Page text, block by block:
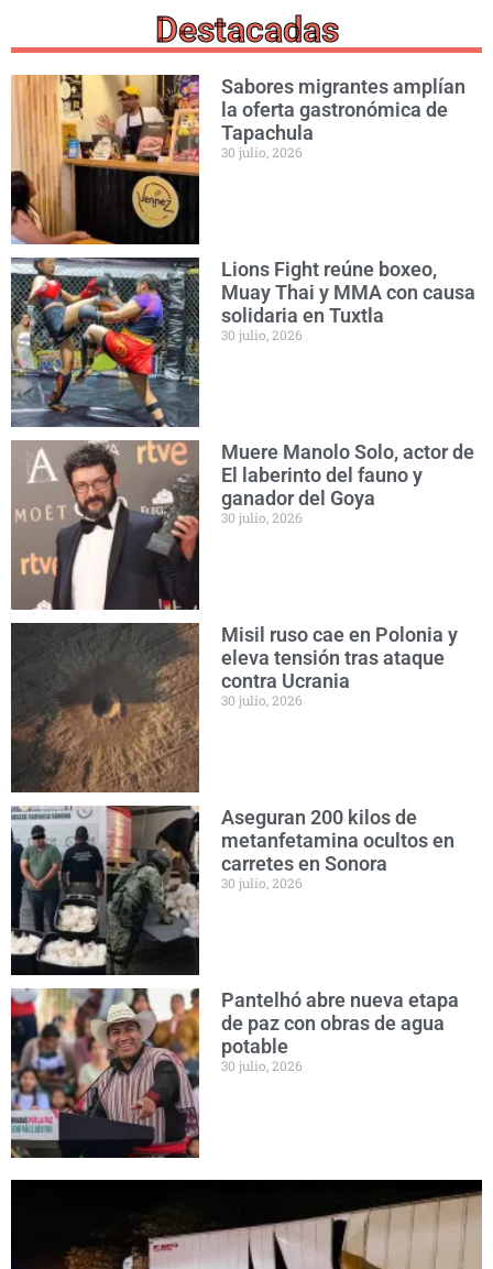
Destacadas
Sabores migrantes amplían
la oferta gastronómica de
Tapachula
30 julio, 2026
Lions Fight reúne boxeo,
Muay Thai y MMA con causa
solidaria en Tuxtla
30 julio, 2026
Muere Manolo Solo, actor de
El laberinto del fauno y
ganador del Goya
30 julio, 2026
Misil ruso cae en Polonia y
eleva tensión tras ataque
contra Ucrania
30 julio, 2026
Aseguran 200 kilos de
metanfetamina ocultos en
carretes en Sonora
30 julio, 2026
Pantelhó abre nueva etapa
de paz con obras de agua
potable
30 julio, 2026